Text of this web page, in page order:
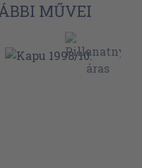
MŰVEI